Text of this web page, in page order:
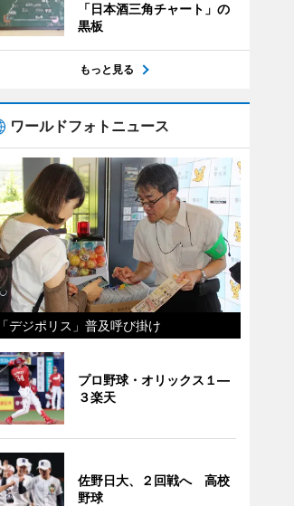
「日本酒三角チャート」の
黒板
もっと見る
ワールドフォトニュース
「デジポリス」普及呼び掛け
プロ野球・オリックス１―
３楽天
佐野日大、２回戦へ 高校
野球